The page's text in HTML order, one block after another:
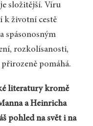
složitější. Víru
k životní cestě
spásonosným
rozkolísanosti,
pomáhá.
literatury kromě
a Heinricha
pohled na svět i na